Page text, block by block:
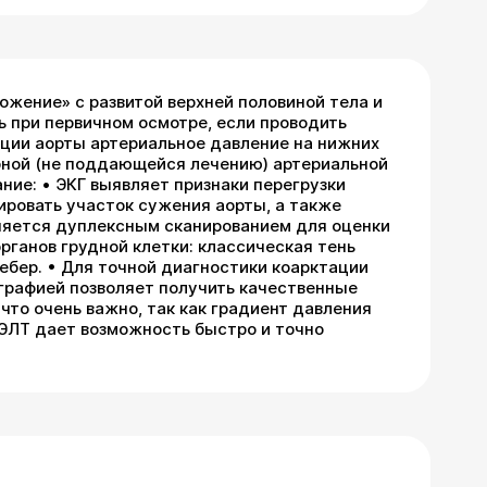
с развитой верхней половиной тела и
первичном осмотре, если проводить
аорты артериальное давление на нижних
(не поддающейся лечению) артериальной
• ЭКГ выявляет признаки перегрузки
участок сужения аорты, а также
дуплексным сканированием для оценки
грудной клетки: классическая тень
• Для точной диагностики коарктации
позволяет получить качественные
очень важно, так как градиент давления
дает возможность быстро и точно